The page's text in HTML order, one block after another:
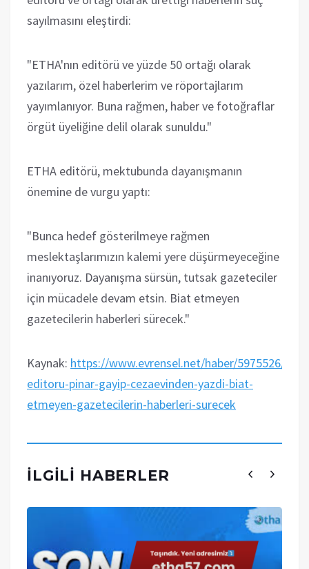
sayılmasını eleştirdi:
"ETHA'nın editörü ve yüzde 50 ortağı olarak
yazılarım, özel haberlerim ve röportajlarım
yayımlanıyor. Buna rağmen, haber ve fotoğraflar
örgüt üyeliğine delil olarak sunuldu."
ETHA editörü, mektubunda dayanışmanın
önemine de vurgu yaptı:
"Bunca hedef gösterilmeye rağmen
meslektaşlarımızın kalemi yere düşürmeyeceğine
inanıyoruz. Dayanışma sürsün, tutsak gazeteciler
için mücadele devam etsin. Biat etmeyen
gazetecilerin haberleri sürecek."
Kaynak: https://www.evrensel.net/haber/5975526/
editoru-pinar-gayip-cezaevinden-yazdi-biat-
etmeyen-gazetecilerin-haberleri-surecek
İLGILI HABERLER